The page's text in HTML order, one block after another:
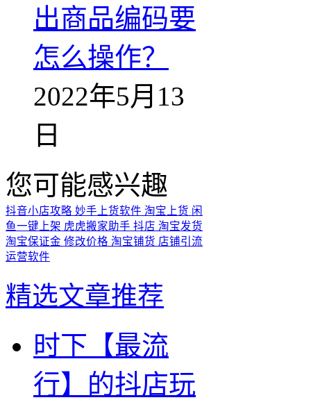
出商品编码要
怎么操作？
2022年5月13
日
您可能感兴趣
抖音小店攻略 妙手上货软件 淘宝上货 闲
鱼一键上架 虎虎搬家助手 抖店 淘宝发货
淘宝保证金 修改价格 淘宝铺货 店铺引流
运营软件
精选文章推荐
时下【最流
行】的抖店玩